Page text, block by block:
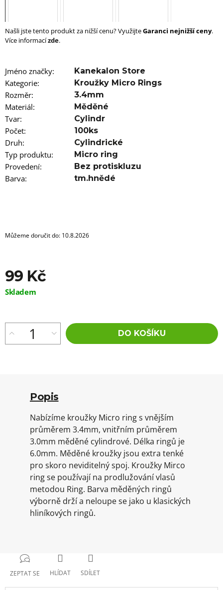
Našli jste tento produkt za nižší cenu? VyužijteGaranci nejnižší ceny.
Více informacízde.
Jméno značky: Kanekalon Store
Kategorie: Kroužky Micro Rings
Rozměr: 3.4mm
Materiál: Měděné
Tvar: Cylindr
Počet: 100ks
Druh: Cylindrické
Typ produktu: Micro ring
Provedení: Bez protiskluzu
Barva: tm.hnědé
Můžeme doručit do: 10.8.2026
99 Kč
Měrná
Skladem
DO KOŠÍKU
Popis
Nabízíme kroužky Micro ring s vnějším
průměrem 3.4mm, vnitřním průměrem
3.0mm měděné cylindrové. Délka ringů je
6.0mm. Měděné kroužky jsou extra tenké
pro skoro neviditelný spoj. Kroužky Mirco
ring se používají na prodlužování vlasů
metodou Ring. Barva měděných ringů
výborně drží a neloupe se jako u klasických
hliníkových ringů.
ZEPTAT SE HLÍDAT SDÍLET
m
e
EZ
KANEKALON
4
105
Kč
Původně:
149
Kč